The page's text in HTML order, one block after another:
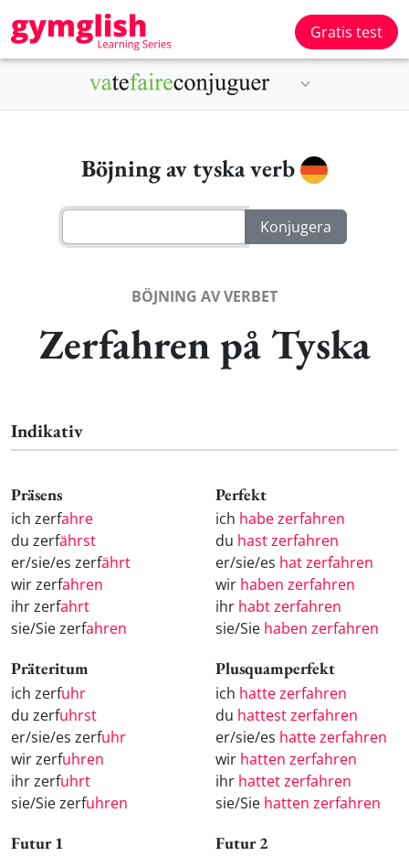
Gratis test
Böjning av tyska verb
BÖJNING AV VERBET
Zerfahren på Tyska
Indikativ
Präsens
ich zerfahre
du zerfährst
er/sie/es zerfährt
wir zerfahren
ihr zerfahrt
sie/Sie zerfahren
Perfekt
ich habe zerfahren
du hast zerfahren
er/sie/es hat zerfahren
wir haben zerfahren
ihr habt zerfahren
sie/Sie haben zerfahren
Präteritum
ich zerfuhr
du zerfuhrst
er/sie/es zerfuhr
wir zerfuhren
ihr zerfuhrt
sie/Sie zerfuhren
Plusquamperfekt
ich hatte zerfahren
du hattest zerfahren
er/sie/es hatte zerfahren
wir hatten zerfahren
ihr hattet zerfahren
sie/Sie hatten zerfahren
Futur 1 Futur 2